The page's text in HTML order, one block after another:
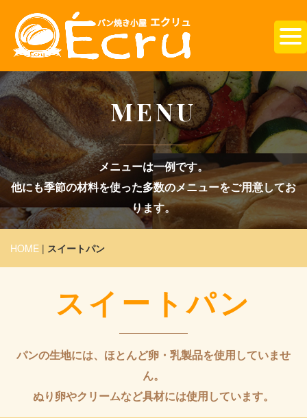
MENU
メニューは一例です。
他にも季節の材料を使った多数のメニューをご用意してお
ります。
HOME | スイートパン
スイートパン
パンの生地には、ほとんど卵・乳製品を使用していませ
ん。
ぬり卵やクリームなど具材には使用しています。